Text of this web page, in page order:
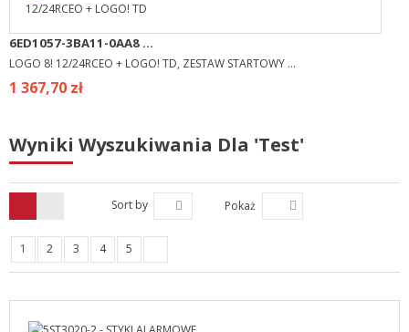
6ED1057-3BA11-0AA8 ...
LOGO 8! 12/24RCEO + LOGO! TD, ZESTAW STARTOWY ...
1 367,70 zł
Wyniki Wyszukiwania Dla 'test'
Sort by Pokaż
1 2 3 4 5